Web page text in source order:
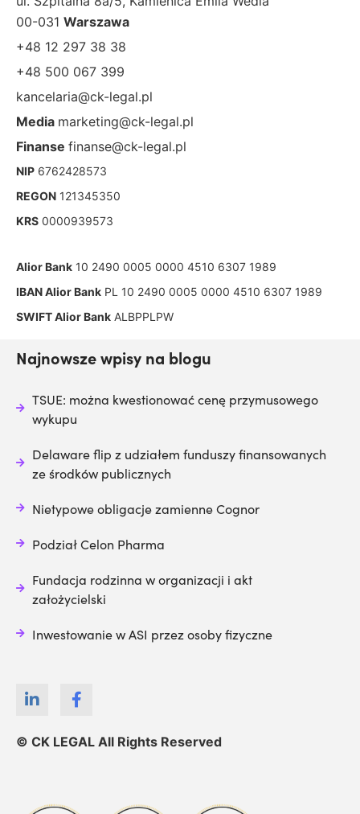
00-031 Warszawa
+48 12 297 38 38
+48 500 067 399
kancelaria@ck-legal.pl
Media marketing@ck-legal.pl
Finanse finanse@ck-legal.pl
NIP 6762428573
REGON 121345350
KRS 0000939573
Alior Bank 10 2490 0005 0000 4510 6307 1989
IBAN Alior Bank PL 10 2490 0005 0000 4510 6307 1989
SWIFT Alior Bank ALBPPLPW
© CK LEGAL All Rights Reserved
Najnowsze wpisy na blogu
TSUE: można kwestionować cenę przymusowego
wykupu
Delaware flip z udziałem funduszy finansowanych
ze środków publicznych
Nietypowe obligacje zamienne Cognor
Podział Celon Pharma
Fundacja rodzinna w organizacji i akt
założycielski
Inwestowanie w ASI przez osoby fizyczne